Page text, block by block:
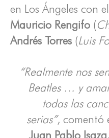
en Los Ángeles con
Mauricio Rengifo (
Andrés Torres (Luis
“Realmente nos
Beatles … y
todas las
serias”, comentó
Juan Pablo Isaza.